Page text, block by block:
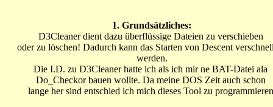
1. Grundsätzliches:
D3Cleaner dient dazu überflüssige Dateien zu verschieben
oder zu löschen! Dadurch kann das Starten von Descent
werden.
Die I.D. zu D3Cleaner hatte ich als ich mir ne BAT-Datei ala
Do_Checkor bauen wollte. Da meine DOS Zeit auch schon
lange her sind entschied ich mich dieses Tool zu